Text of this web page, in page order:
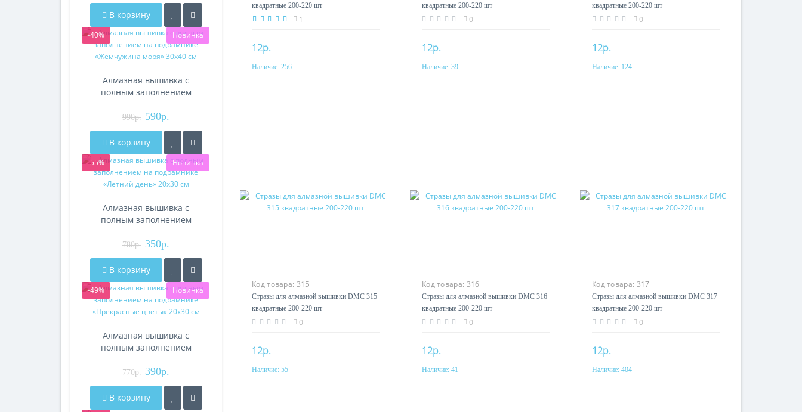
В корзину
-40% Новинка
Алмазная вышивка с
полным заполнением
«Жемчужина моря»
30х40 см
990р. 590р.
В корзину
-55% Новинка
Алмазная вышивка с
полным заполнением
день» 20х30 см
780р. 350р.
В корзину
-49% Новинка
Алмазная вышивка с
полным заполнением
«Прекрасные цветы»
20х30 см
770р. 390р.
В корзину
квадратные 200-220 шт
1
12р.
Купить
Наличие: 256
квадратные 200-220 шт
0
12р.
Купить
Наличие: 39
квадратные 200-220 шт
0
12р.
Купить
Наличие: 124
Код товара: 315
Стразы для алмазной вышивки DMC 315
квадратные 200-220 шт
0
12р.
Купить
Наличие: 55
Код товара: 316
Стразы для алмазной вышивки DMC 316
квадратные 200-220 шт
0
12р.
Купить
Наличие: 41
Код товара: 317
Стразы для алмазной вышивки DMC 317
квадратные 200-220 шт
0
12р.
Купить
Наличие: 404